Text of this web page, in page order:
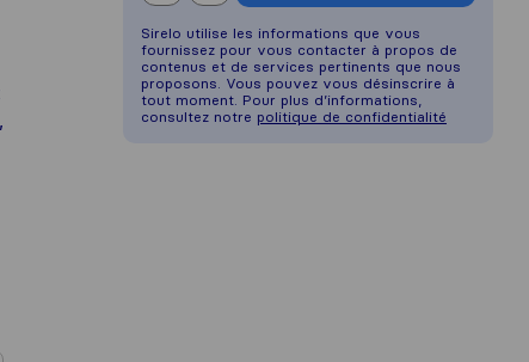
Sirelo utilise les informations que vous
fournissez pour vous contacter à propos de
contenus et de services pertinents que nous
proposons. Vous pouvez vous désinscrire à
tout moment. Pour plus d’informations,
consultez notre politique de confidentialité